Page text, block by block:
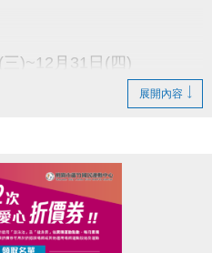
)~12月31日(四)
民運動中心 三樓綜合球場
:
zh_TW/news/pageID/1/
展開內容